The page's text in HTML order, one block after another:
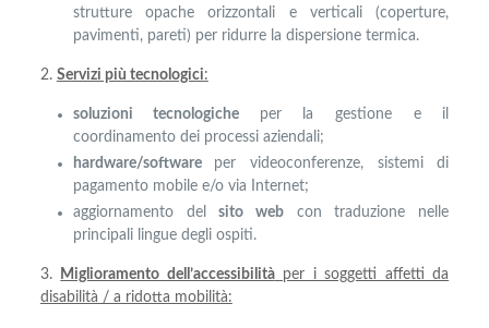
strutture opache orizzontali e verticali (coperture,
pavimenti, pareti) per ridurre la dispersione termica.
2. Servizi più tecnologici:
soluzioni tecnologiche per la gestione e il
coordinamento dei processi aziendali;
hardware/software per videoconferenze, sistemi di
pagamento mobile e/o via Internet;
aggiornamento delsito web con traduzione nelle
principali lingue degli ospiti.
3. Miglioramento dell’accessibilitàper i soggetti affetti da
disabilità / a ridotta mobilità: